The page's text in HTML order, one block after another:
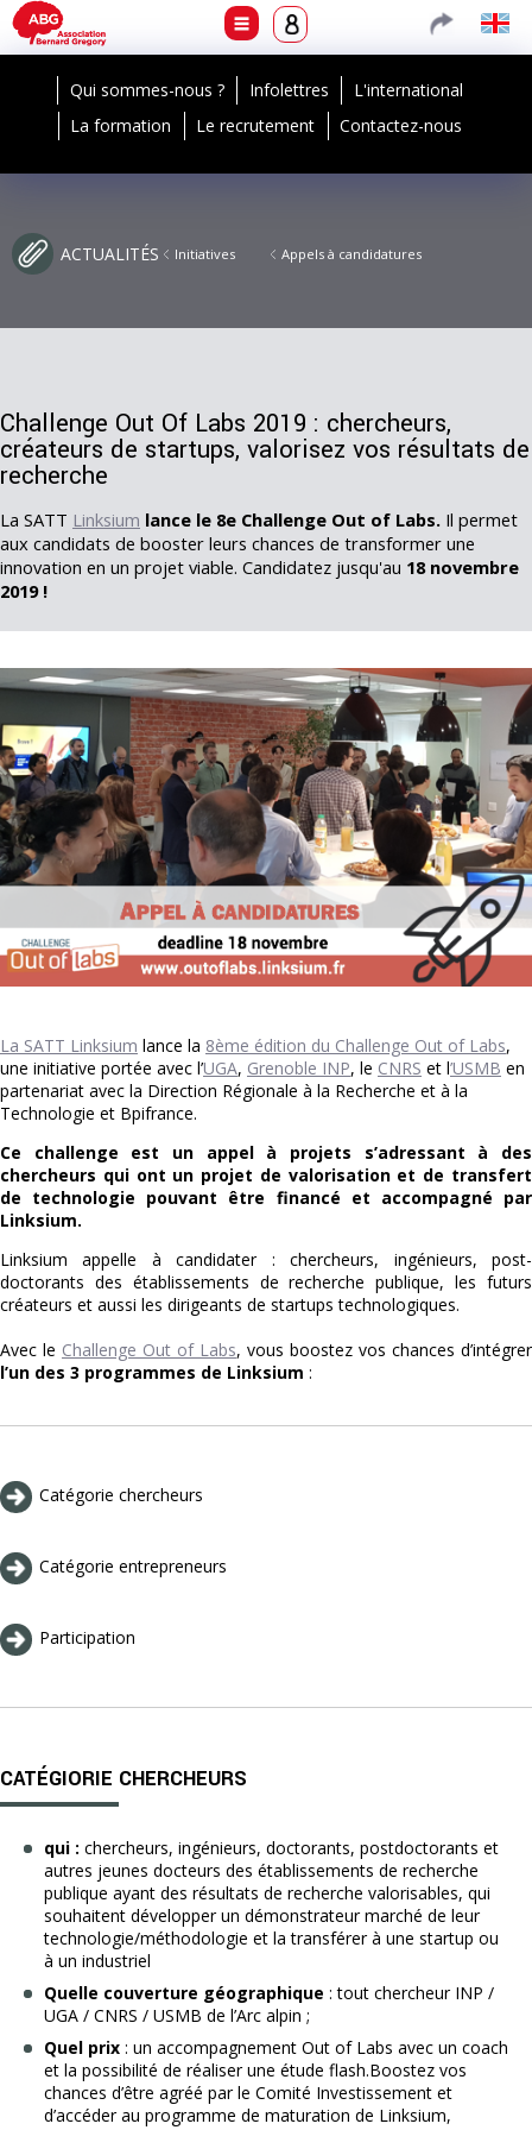
Qui sommes-nous ? Infolettres
L'international
La formation
Le recrutement Contactez-nous
ACTUALITÉS Initiatives Appels à candidatures
Challenge Out Of Labs 2019 : chercheurs,
créateurs de startups, valorisez vos résultats de
recherche
La SATT Linksium lance le 8e Challenge Out of Labs. Il permet
aux candidats de booster leurs chances de transformer une
innovation en un projet viable. Candidatez jusqu'au 18 novembre
2019 !
La SATT Linksium lance la 8ème édition du Challenge Out of Labs,
une initiative portée avec l’UGA, Grenoble INP, le CNRS et l’USMB en
partenariat avec la Direction Régionale à la Recherche et à la
Technologie et Bpifrance.
Ce challenge est un appel à projets s’adressant à des
chercheurs qui ont un projet de valorisation et de transfert
de technologie pouvant être financé et accompagné par
Linksium.
Linksium appelle à candidater : chercheurs, ingénieurs, post-
doctorants des établissements de recherche publique, les futurs
créateurs et aussi les dirigeants de startups technologiques.
Avec le Challenge Out of Labs, vous boostez vos chances d’intégrer
l’un des 3 programmes de Linksium :
Catégorie chercheurs
Catégorie entrepreneurs
Participation
CATÉGIORIE CHERCHEURS
qui : chercheurs, ingénieurs, doctorants, postdoctorants et
autres jeunes docteurs des établissements de recherche
publique ayant des résultats de recherche valorisables, qui
souhaitent développer un démonstrateur marché de leur
technologie/méthodologie et la transférer à une startup ou
à un industriel
Quelle couverture géographique : tout chercheur INP /
UGA / CNRS / USMB de l’Arc alpin ;
Quel prix : un accompagnement Out of Labs avec un coach
et la possibilité de réaliser une étude flash.Boostez vos
chances d’être agréé par le Comité Investissement et
d’accéder au programme de maturation de Linksium,